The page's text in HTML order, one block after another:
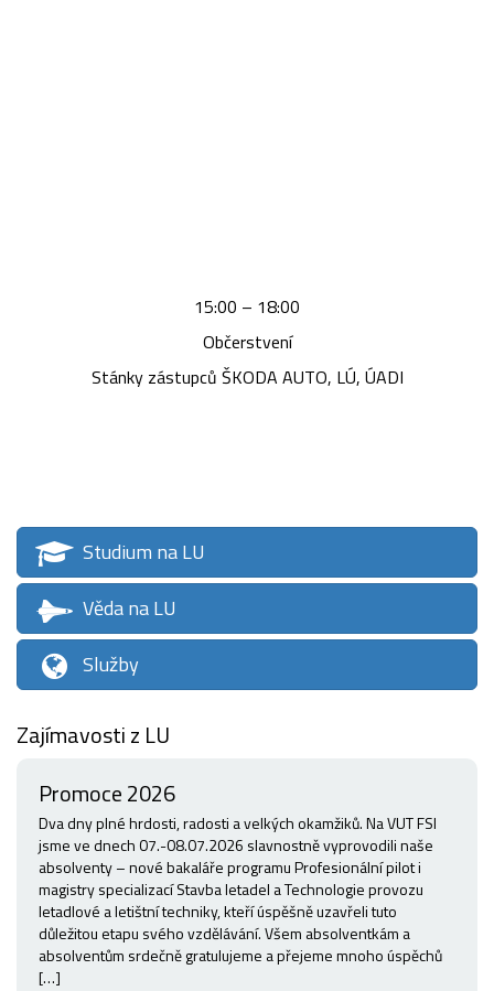
15:00 – 18:00
Občerstvení
Stánky zástupců ŠKODA AUTO, LÚ, ÚADI
Studium na LU
Věda na LU
Služby
Zajímavosti z LU
Promoce 2026
Dva dny plné hrdosti, radosti a velkých okamžiků. Na VUT FSI
jsme ve dnech 07.-08.07.2026 slavnostně vyprovodili naše
absolventy – nové bakaláře programu Profesionální pilot i
magistry specializací Stavba letadel a Technologie provozu
letadlové a letištní techniky, kteří úspěšně uzavřeli tuto
důležitou etapu svého vzdělávání. Všem absolventkám a
absolventům srdečně gratulujeme a přejeme mnoho úspěchů
[…]